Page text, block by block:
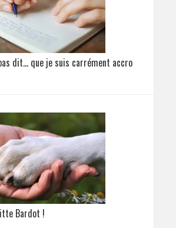
dit… que je suis carrément accro
Bardot !